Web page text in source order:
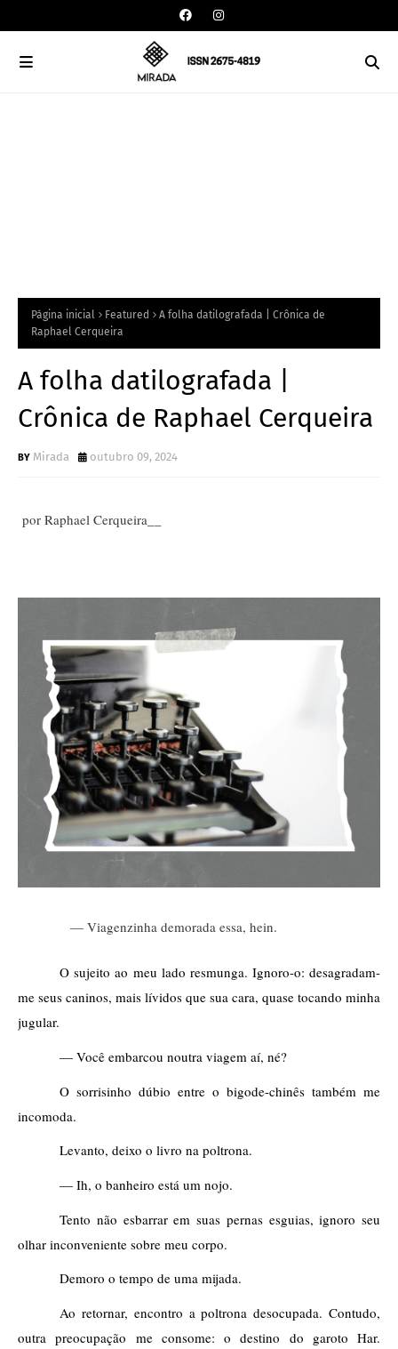
Página inicial Featured
A folha datilografada | Crônica de
Raphael Cerqueira
A folha datilografada |
Crônica de Raphael Cerqueira
Mirada outubro 09, 2024
por Raphael Cerqueira__
— Viagenzinha demorada essa, hein.
O sujeito ao meu lado resmunga. Ignoro-o: desagradam-
me seus caninos, mais lívidos que sua cara, quase tocando minha
jugular.
— Você embarcou noutra viagem aí, né?
O sorrisinho dúbio entre o bigode-chinês também me
incomoda.
Levanto, deixo o livro na poltrona.
— Ih, o banheiro está um nojo.
Tento não esbarrar em suas pernas esguias, ignoro seu
olhar inconveniente sobre meu corpo.
Demoro o tempo de uma mijada.
Ao retornar, encontro a poltrona desocupada. Contudo,
outra preocupação me consome: o destino do garoto Har.